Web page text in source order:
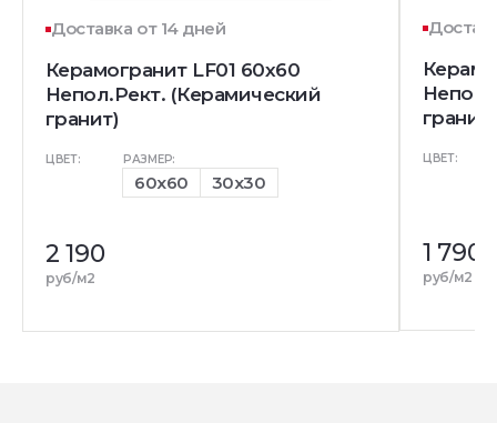
Доставка от 14 дней
Керамогранит LF01 60x60
Непол.Рект. (Керамический
гранит)
ЦВЕТ: РАЗМЕР:
60x60 30x30
2 190
руб/м2
гранит)
ЦВЕТ:
1 790
руб/м2